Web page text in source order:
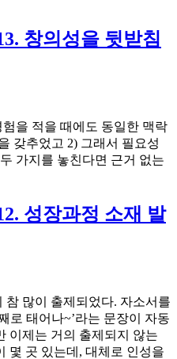
창의성을 뒷받침
을 적을 때에도 동일한 맥락
갖추었고 2) 그래서 필요성
가지를 놓친다면 근거 없는
성장과정 소재 발
참 많이 출제되었다. 자소서를
로 태어나~’라는 문장이 자동
이제는 거의 출제되지 않는
몇 곳 있는데, 대체로 인성을